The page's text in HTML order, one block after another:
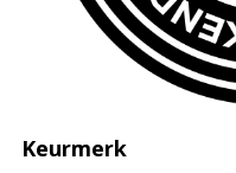
Keurmerk